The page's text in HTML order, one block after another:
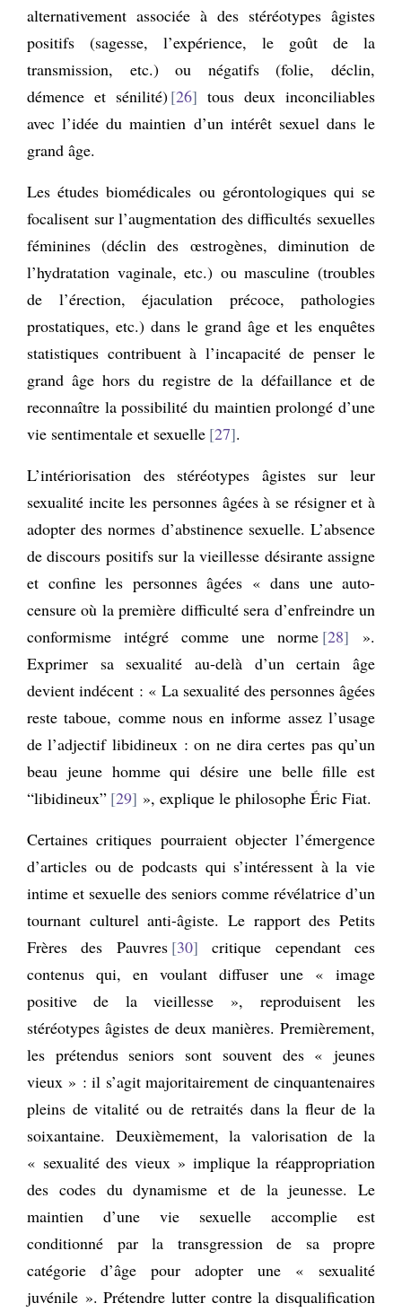
alternativement associée à des stéréotypes âgistes
positifs (sagesse, l’expérience, le goût de la
transmission, etc.) ou négatifs (folie, déclin,
démence et sénilité) 26
tous deux inconciliables
avec l’idée du maintien d’un intérêt sexuel dans le
grand âge.
Les études biomédicales ou gérontologiques qui se
focalisent sur l’augmentation des difficultés sexuelles
féminines (déclin des œstrogènes, diminution de
l’hydratation vaginale, etc.) ou masculine (troubles
de l’érection, éjaculation précoce, pathologies
prostatiques, etc.) dans le grand âge et les enquêtes
statistiques contribuent à l’incapacité de penser le
grand âge hors du registre de la défaillance et de
reconnaître la possibilité du maintien prolongé d’une
vie sentimentale et sexuelle 27 .
L’intériorisation des stéréotypes âgistes sur leur
sexualité incite les personnes âgées à se résigner et à
adopter des normes d’abstinence sexuelle. L’absence
de discours positifs sur la vieillesse désirante assigne
et confine les personnes âgées « dans une auto-
censure où la première difficulté sera d’enfreindre un
conformisme intégré comme une norme 28
».
Exprimer sa sexualité au-delà d’un certain âge
devient indécent : « La sexualité des personnes âgées
reste taboue, comme nous en informe assez l’usage
de l’adjectif libidineux : on ne dira certes pas qu’un
beau jeune homme qui désire une belle fille est
“libidineux” 29 », explique le philosophe Éric Fiat.
Certaines critiques pourraient objecter l’émergence
d’articles ou de podcasts qui s’intéressent à la vie
intime et sexuelle des seniors comme révélatrice d’un
tournant culturel anti-âgiste. Le rapport des Petits
Frères des Pauvres 30
critique cependant ces
contenus qui, en voulant diffuser une « image
positive de la vieillesse », reproduisent les
stéréotypes âgistes de deux manières. Premièrement,
les prétendus seniors sont souvent des « jeunes
vieux » : il s’agit majoritairement de cinquantenaires
pleins de vitalité ou de retraités dans la fleur de la
soixantaine. Deuxièmement, la valorisation de la
« sexualité des vieux » implique la réappropriation
des codes du dynamisme et de la jeunesse. Le
maintien d’une vie sexuelle accomplie est
conditionné par la transgression de sa propre
catégorie d’âge pour adopter une « sexualité
juvénile ». Prétendre lutter contre la disqualification